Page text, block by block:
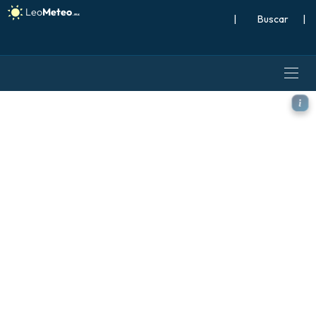
| |
ECMWF IFS 0.25° modelo